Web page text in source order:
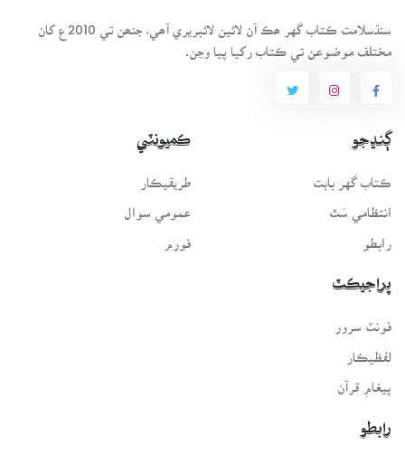
سنڌسلامت ڪتاب گهر ھڪ آن لائين لائبريري آھي، جنھن تي 2010ع کان
مختلف موضوعن تي ڪتاب رکيا پيا وڃن.
ڳنڍجو
ڪتاب گهر بابت
انتظامي سَٿ
رابطو
ڪميونٽي
طريقيڪار
عمومي سوال
فورم
پراجيڪٽ
فونٽ سرور
لفظيڪار
پيغامِ قرآن
رابطو